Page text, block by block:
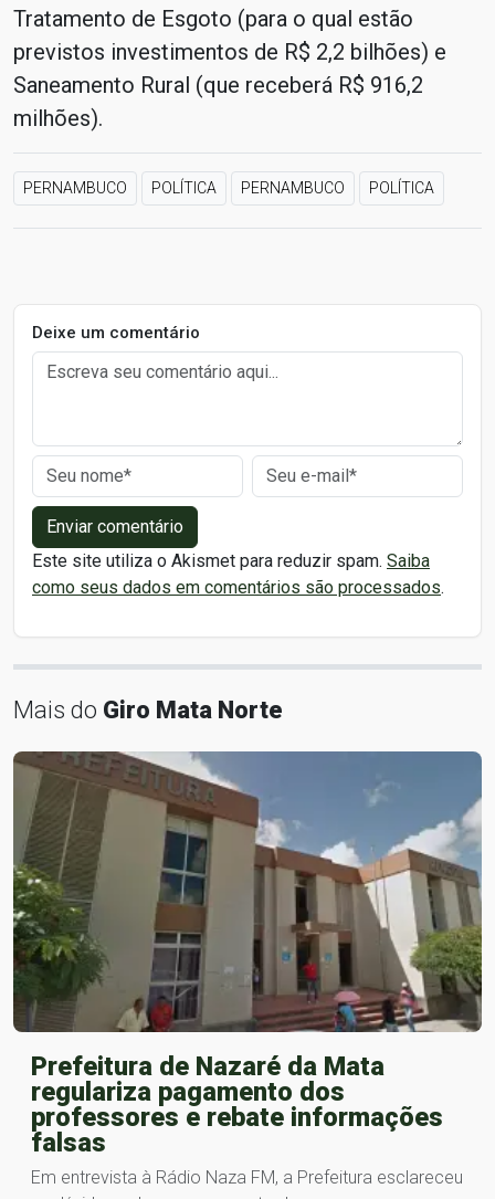
Tratamento de Esgoto (para o qual estão
previstos investimentos de R$ 2,2 bilhões) e
Saneamento Rural (que receberá R$ 916,2
milhões).
PERNAMBUCO POLÍTICA PERNAMBUCO POLÍTICA
Deixe um comentário
Enviar comentário
Este site utiliza o Akismet para reduzir spam. Saiba
como seus dados em comentários são processados.
Mais do Giro Mata Norte
Prefeitura de Nazaré da Mata
regulariza pagamento dos
professores e rebate informações
falsas
Em entrevista à Rádio Naza FM, a Prefeitura esclareceu